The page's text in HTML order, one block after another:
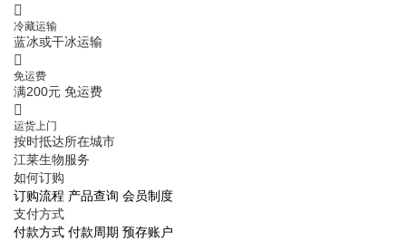
冷藏运输
蓝冰或干冰运输
免运费
满200元 免运费
运货上门
按时抵达所在城市
江莱生物服务
如何订购
订购流程 产品查询 会员制度
支付方式
付款方式 付款周期 预存账户